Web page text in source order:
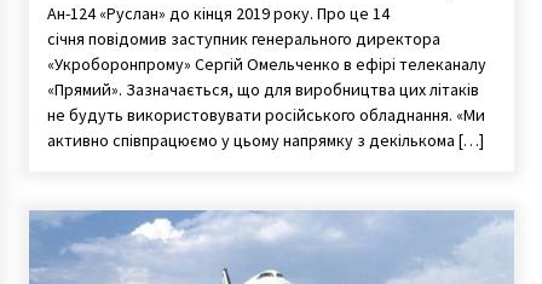
Ан-124 «Руслан» до кінця 2019 року. Про це 14
січня повідомив заступник генерального директора
«Укроборонпрому» Сергій Омельченко в ефірі телеканалу
«Прямий». Зазначається, що для виробництва цих літаків
не будуть використовувати російського обладнання. «Ми
активно співпрацюємо у цьому напрямку з декількома […]